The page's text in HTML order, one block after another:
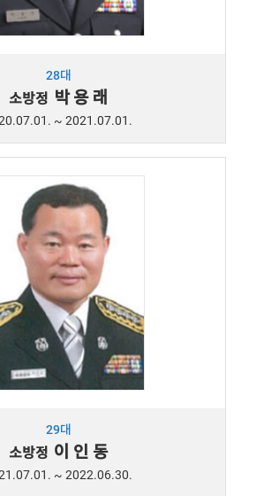
28대
소방정 박 용 래
~ 2021.07.01.
29대
소방정 이 인 동
~ 2022.06.30.